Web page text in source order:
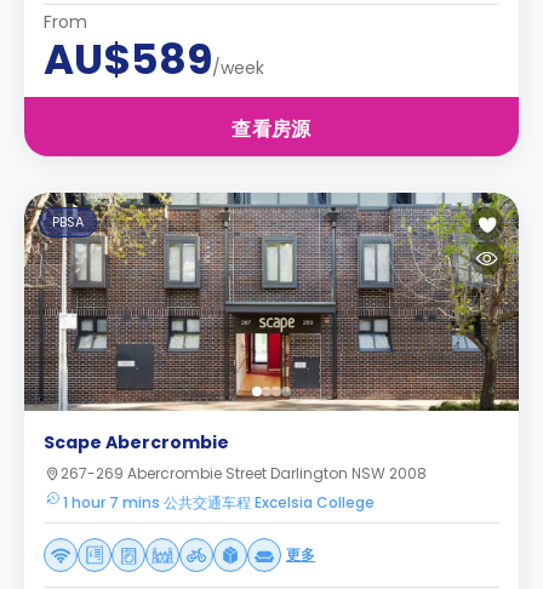
From
AU$589/week
查看房源
PBSA
Scape Abercrombie
267-269 Abercrombie Street Darlington NSW 2008
1 hour 7 mins 公共交通车程 Excelsia College
更多